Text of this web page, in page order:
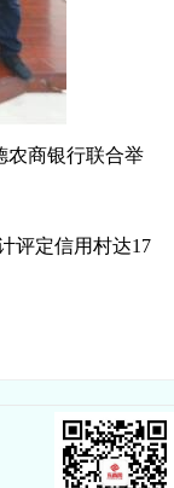
农商银行联合举
评定信用村达17